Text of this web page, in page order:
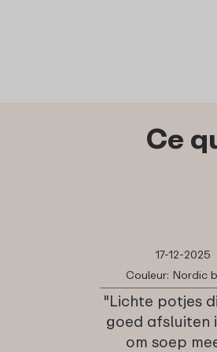
Ce
17-12-2025
Couleur: Nordic
"Lichte potjes
goed afsluiten
om soep